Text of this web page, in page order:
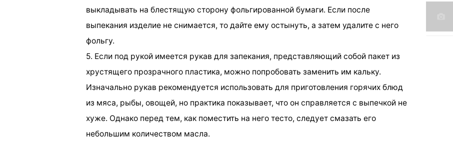
выкладывать на блестящую сторону фольгированной бумаги. Если после
выпекания изделие не снимается, то дайте ему остынуть, а затем удалите с него
фольгу.
5. Если под рукой имеется рукав для запекания, представляющий собой пакет из
хрустящего прозрачного пластика, можно попробовать заменить им кальку.
Изначально рукав рекомендуется использовать для приготовления горячих блюд
из мяса, рыбы, овощей, но практика показывает, что он справляется с выпечкой не
хуже. Однако перед тем, как поместить на него тесто, следует смазать его
небольшим количеством масла.